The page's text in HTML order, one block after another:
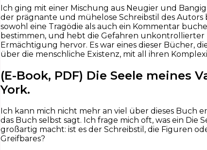
Ich ging mit einer Mischung aus Neugier und
der prägnante und mühelose Schreibstil des Autors
sowohl eine Tragödie als auch ein Kommentar
bestimmen, und hebt die Gefahren
Ermächtigung hervor. Es war eines dieser Bücher,
über die menschliche Existenz, mit all ihren
(E-Book, PDF) Die Seele meines
York.
Ich kann mich nicht mehr an viel über dieses Buch
das Buch selbst sagt. Ich frage mich oft, was ein Die
großartig macht: ist es der Schreibstil, die Figuren
Greifbares?